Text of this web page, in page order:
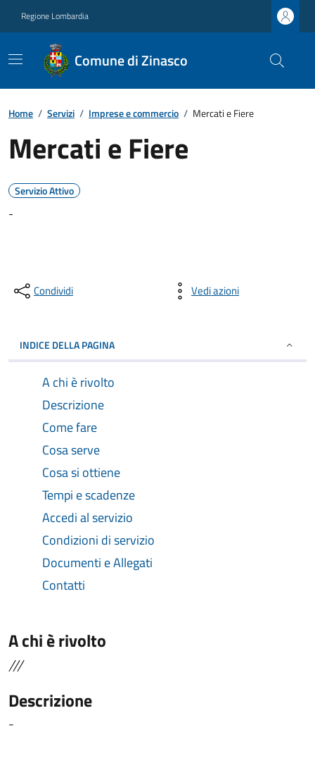
Regione Lombardia
Comune di Zinasco
Home / Servizi / Imprese e commercio / Mercati e Fiere
Mercati e Fiere
Servizio Attivo
-
Condividi Vedi azioni
INDICE DELLA PAGINA
A chi è rivolto
Descrizione
Come fare
Cosa serve
Cosa si ottiene
Tempi e scadenze
Accedi al servizio
Condizioni di servizio
Documenti e Allegati
Contatti
A chi è rivolto
///
Descrizione
-